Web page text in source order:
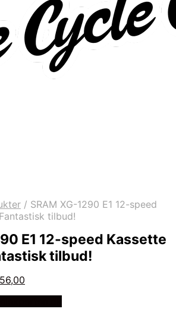
/ SRAM XG-1290 E1 12-speed
tilbud!
E1 12-speed Kassette
tilbud!